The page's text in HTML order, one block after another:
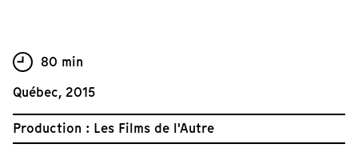
80 min
Québec, 2015
Production : Les Films de l'Autre